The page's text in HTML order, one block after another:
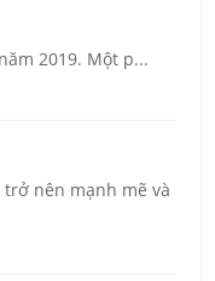
2019. Một p...
nên mạnh mẽ và